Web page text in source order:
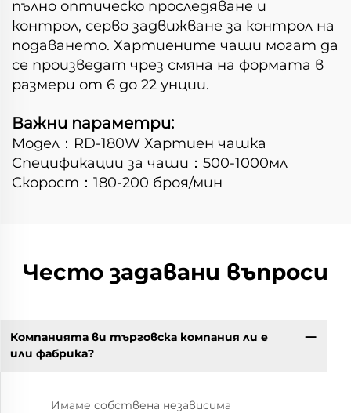
пълно оптическо проследяване и
контрол, серво задвижване за контрол на
подаването. Хартиените чаши могат да
се произведат чрез смяна на формата в
размери от 6 до 22 унции.
Важни параметри:
Модел：RD-180W Хартиен чашка
Спецификации за чаши：500-1000мл
Скорост：180-200 броя/мин
Често задавани въпроси
Компанията ви търговска компания ли е
или фабрика?
Имаме собствена независима